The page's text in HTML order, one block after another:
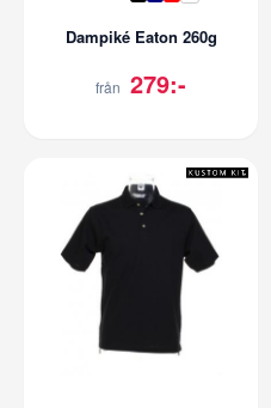
Dampiké Eaton 260g
från 279:-